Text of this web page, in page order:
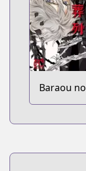
Baraou no
Souretsu